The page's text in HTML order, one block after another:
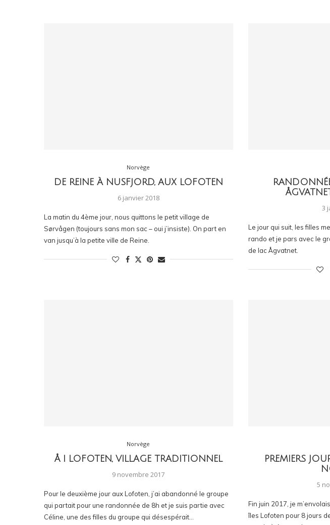
Norvège
DE REINE À NUSFJORD, AUX LOFOTEN
6 janvier 2018
La matin du 4ème jour, nous quittons le petit village de
Sørvågen (toujours sans mon sac – oui j’insiste). On part en
van jusqu’à la petite ville de Reine.
3
Le jour qui suit, les filles
rando et je pars avec le
de lac Ågvatnet.
Norvège
Å I LOFOTEN, VILLAGE TRADITIONNEL
9 novembre 2017
Pour le deuxième jour aux Lofoten, j’ai abandonné le groupe
qui partait pour une randonnée de 8h et je suis partie avec
Céline, une des filles du groupe qui désespérait…
PREMIERS
5
Fin juin 2017, je
îles Lofoten pour 8 jours